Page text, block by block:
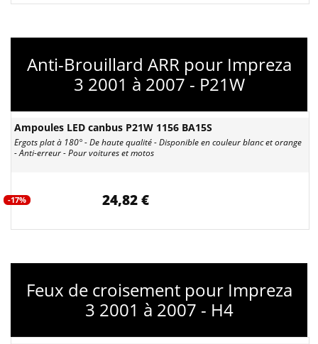
Anti-Brouillard ARR pour Impreza
3 2001 à 2007 - P21W
Ampoules LED canbus P21W 1156 BA15S
Ergots plat à 180° - De haute qualité - Disponible en couleur blanc et orange
- Anti-erreur - Pour voitures et motos
-17% 24,82 €
Feux de croisement pour Impreza
3 2001 à 2007 - H4